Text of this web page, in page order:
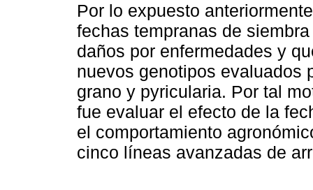
Por lo expuesto
fechas tempranas de
daños por enfermedades y
nuevos genotipos evaluados
grano y pyricularia. Por tal
fue evaluar el efecto de la
el comportamiento
cinco líneas avanzadas de